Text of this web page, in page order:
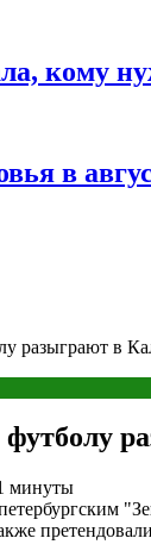
кому
в
разыграют в
минуты